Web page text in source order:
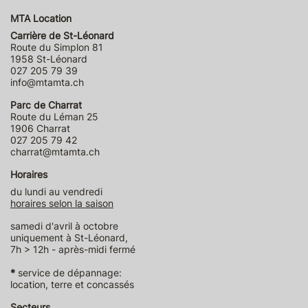
MTA Location
Carrière de St-Léonard
Route du Simplon 81
1958 St-Léonard
027 205 79 39
info@mtamta.ch
Parc de Charrat
Route du Léman 25
1906 Charrat
027 205 79 42
charrat@mtamta.ch
Horaires
du lundi au vendredi
horaires selon la saison
samedi d'avril à octobre
uniquement à St-Léonard,
7h > 12h - après-midi fermé
* service de dépannage:
location, terre et concassés